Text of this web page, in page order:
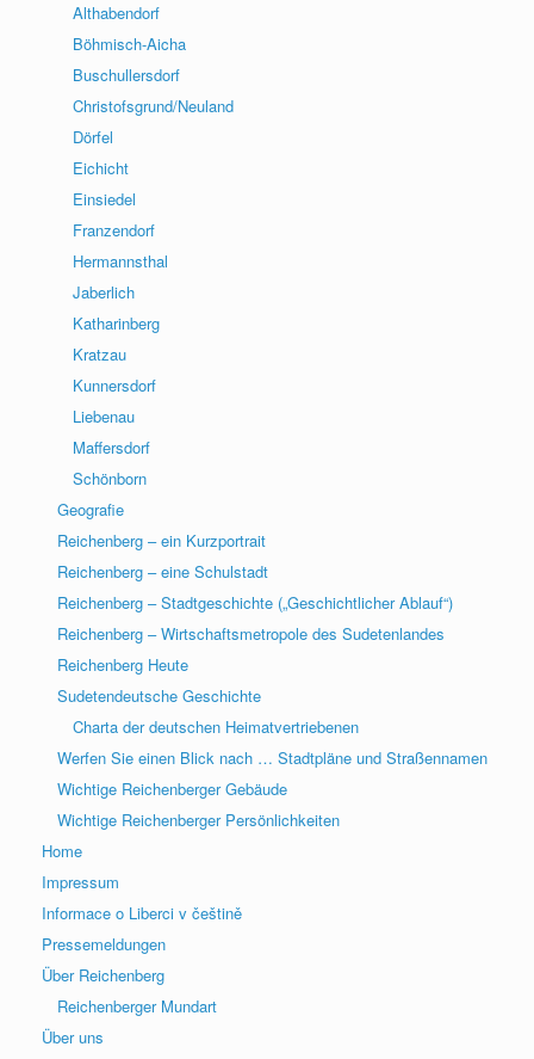
Althabendorf
Böhmisch-Aicha
Buschullersdorf
Christofsgrund/Neuland
Dörfel
Eichicht
Einsiedel
Franzendorf
Hermannsthal
Jaberlich
Katharinberg
Kratzau
Kunnersdorf
Liebenau
Maffersdorf
Schönborn
Geografie
Reichenberg – ein Kurzportrait
Reichenberg – eine Schulstadt
Reichenberg – Stadtgeschichte („Geschichtlicher Ablauf“)
Reichenberg – Wirtschaftsmetropole des Sudetenlandes
Reichenberg Heute
Sudetendeutsche Geschichte
Charta der deutschen Heimatvertriebenen
Werfen Sie einen Blick nach … Stadtpläne und Straßennamen
Wichtige Reichenberger Gebäude
Wichtige Reichenberger Persönlichkeiten
Home
Impressum
Informace o Liberci v češtině
Pressemeldungen
Über Reichenberg
Reichenberger Mundart
Über uns